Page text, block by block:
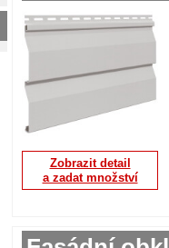
Zobrazit detail
a zadat množství